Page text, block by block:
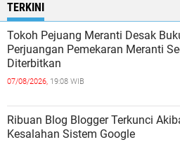
TERKINI
Tokoh Pejuang Meranti Desak
Perjuangan Pemekaran Meranti
Diterbitkan
07/08/2026, 19:08 WIB
Ribuan Blog Blogger Terkunci
Kesalahan Sistem Google